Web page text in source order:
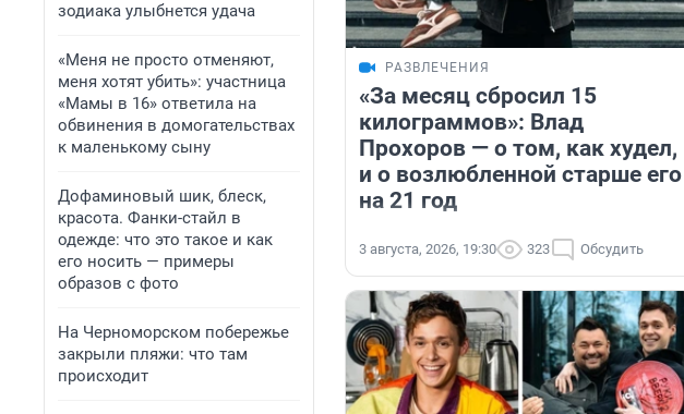
зодиака улыбнется удача
«Меня не просто отменяют,
меня хотят убить»: участница
«Мамы в 16» ответила на
обвинения в домогательствах
к маленькому сыну
Дофаминовый шик, блеск,
красота. Фанки-стайл в
одежде: что это такое и как
его носить — примеры
образов с фото
На Черноморском побережье
закрыли пляжи: что там
происходит
РАЗВЛЕЧЕНИЯ
«За месяц сбросил 15
килограммов»: Влад
Прохоров — о том, как худел,
и о возлюбленной старше его
на 21 год
3 августа, 2026, 19:30 323 Обсудить